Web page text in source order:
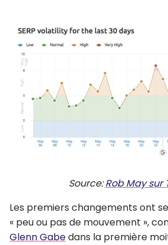
Source:Rob May sur
Les premiers changements ont
« peu ou pas de mouvement »,
Glenn Gabedans la première